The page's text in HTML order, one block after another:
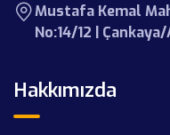
Gençler Politika
Tax Council –
Yenilenen Web
Mustafa Kemal
No:14/12 |
Hakkımızda